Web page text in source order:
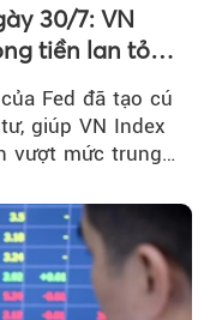
30/7: VN
tiền lan tỏa
Fed
Fed đã tạo cú
giúp VN Index
vượt mức trung